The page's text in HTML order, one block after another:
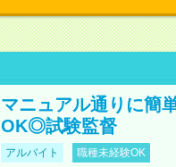
マニュアル通りに簡
OK◎試験監督
アルバイト 職種未経験OK